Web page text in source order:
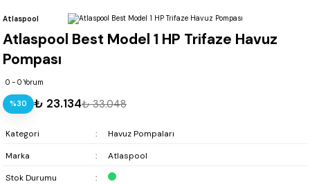
Atlaspool
Atlaspool Best Model 1 HP Trifaze Havuz
Pompası
0 - 0 Yorum
%30 ₺ 23.134₺ 33.048
Kategori
Havuz Pompaları
Marka
Atlaspool
Stok Durumu